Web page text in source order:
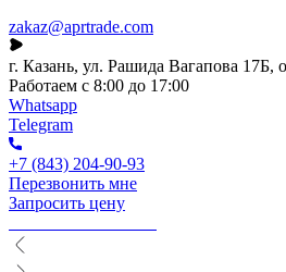
zakaz@aprtrade.com
г. Казань, ул. Рашида Вагапова 17Б,
Работаем с 8:00 до 17:00
Whatsapp
Telegram
+7 (843) 204-90-93
Перезвонить мне
Запросить цену